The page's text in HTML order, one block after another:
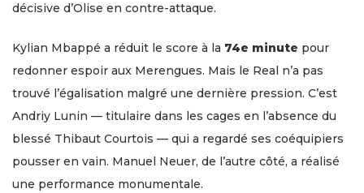
décisive d’Olise en contre-attaque.
Kylian Mbappé a réduit le score à la 74e minute pour
redonner espoir aux Merengues. Mais le Real n’a pas
trouvé l’égalisation malgré une dernière pression. C’est
Andriy Lunin — titulaire dans les cages en l’absence du
blessé Thibaut Courtois — qui a regardé ses coéquipiers
pousser en vain. Manuel Neuer, de l’autre côté, a réalisé
une performance monumentale.